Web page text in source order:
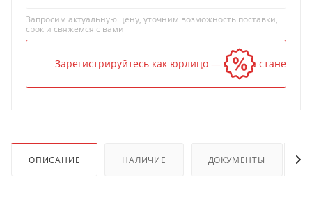
Запросим актуальную цену, уточним возможность поставки,
срок и свяжемся с вами
Зарегистрируйтесь как юрлицо — и цена станет
ОПИСАНИЕ НАЛИЧИЕ ДОКУМЕНТЫ